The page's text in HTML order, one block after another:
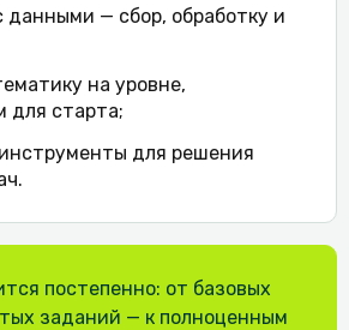
данными — сбор, обработку и
на уровне,
для старта;
для решения
постепенно: от базовых
заданий — к полноценным